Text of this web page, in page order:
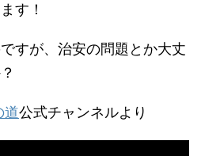
す！
すが、治安の問題とか大丈
道公式チャンネルより